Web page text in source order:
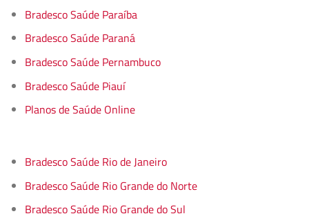
Bradesco Saúde Paraíba
Bradesco Saúde Paraná
Bradesco Saúde Pernambuco
Bradesco Saúde Piauí
Planos de Saúde Online
Bradesco Saúde Rio de Janeiro
Bradesco Saúde Rio Grande do Norte
Bradesco Saúde Rio Grande do Sul